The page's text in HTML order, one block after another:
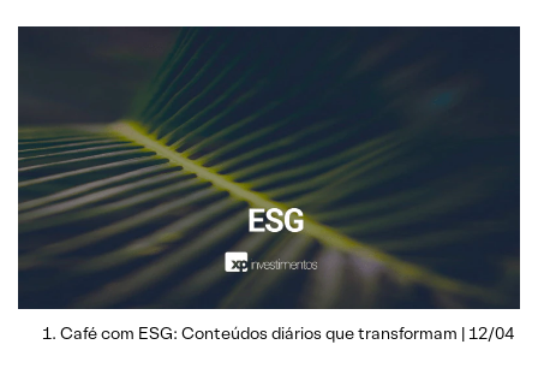
Café com ESG: Conteúdos diários que transformam | 12/04